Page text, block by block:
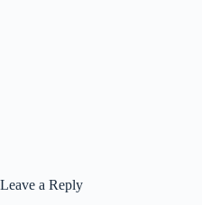
Leave a Reply